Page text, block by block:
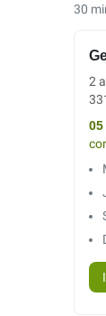
30
2
05